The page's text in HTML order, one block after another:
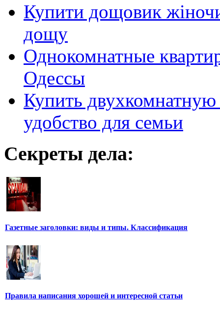
Купити дощовик
дощу
Однокомнатные
Одессы
Купить
удобство для семьи
Секреты дела:
Газетные заголовки: виды и типы. Классификация
Правила написания хорошей и интересной статьи